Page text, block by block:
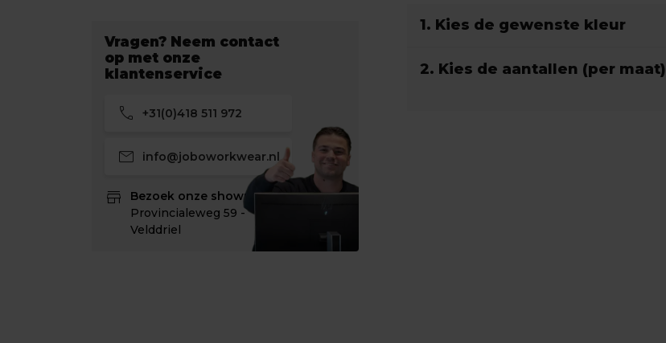
Vragen? Neem contact
op met onze
klantenservice
call +31(0)418 511 972
mail info@joboworkwear.nl
store
Bezoek onze showroom:
Provincialeweg 59 -
Velddriel
1. Kies de gewenste kleur
2. Kies de aantallen (per maat)